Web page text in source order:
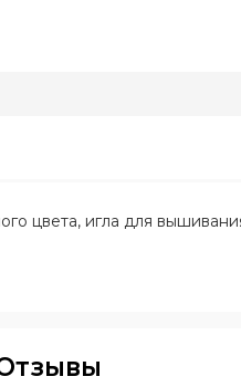
цвета, игла для